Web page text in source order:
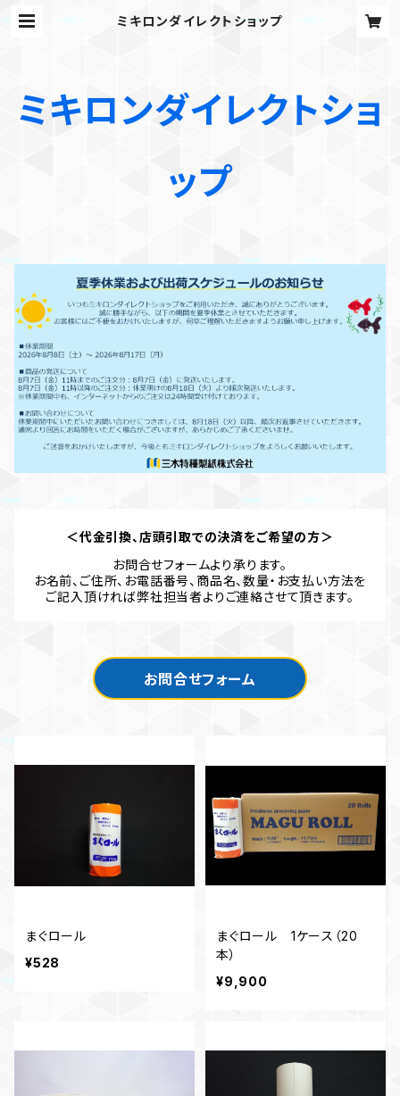
ミキロンダイレクトショップ
ミキロンダイレクトショ
ップ
＜代金引換、店頭引取での決済をご希望の方＞
お問合せフォームより承ります。
お名前、ご住所、お電話番号、商品名、数量・お支払い方法を
ご記入頂ければ弊社担当者よりご連絡させて頂きます。
お問合せフォーム
まぐロール
¥528
まぐロール 1ケース（20
本）
¥9,900